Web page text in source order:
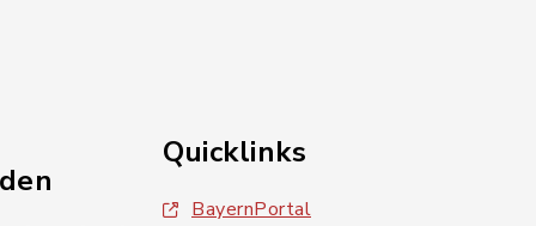
Quicklinks
BayernPortal